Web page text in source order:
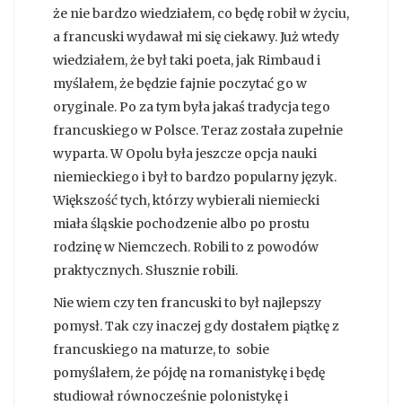
że nie bardzo wiedziałem, co będę robił w życiu,
a francuski wydawał mi się ciekawy. Już wtedy
wiedziałem, że był taki poeta, jak Rimbaud i
myślałem, że będzie fajnie poczytać go w
oryginale. Po za tym była jakaś tradycja tego
francuskiego w Polsce. Teraz została zupełnie
wyparta. W Opolu była jeszcze opcja nauki
niemieckiego i był to bardzo popularny język.
Większość tych, którzy wybierali niemiecki
miała śląskie pochodzenie albo po prostu
rodzinę w Niemczech. Robili to z powodów
praktycznych. Słusznie robili.
Nie wiem czy ten francuski to był najlepszy
pomysł. Tak czy inaczej gdy dostałem piątkę z
francuskiego na maturze, to sobie
pomyślałem, że pójdę na romanistykę i będę
studiował równocześnie polonistykę i